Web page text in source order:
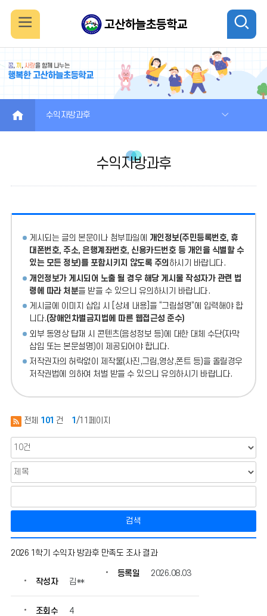
바
일
메
뉴
색
열
HOME 수익자방과후
수익자방과후
게시되는 글의 본문이나 첨부파일에 개인정보(주민등록번호, 휴
대폰번호, 주소, 은행계좌번호, 신용카드번호 등 개인을 식별할 수
있는 모든 정보)를 포함시키지 않도록 주의 하시기 바랍니다.
개인정보가 게시되어 노출 될 경우 해당 게시물 작성자가 관련 법
령에 따라 처분을 받을 수 있으니 유의하시기 바랍니다.
게시글에 이미지 삽입 시 [상세 내용]을 “그림설명”에 입력해야 합
니다.(장애인차별금지법에 따른 웹접근성 준수)
외부 동영상 탑재 시 콘텐츠(음성정보 등)에 대한 대체 수단(자막
삽입 또는 본문설명)이 제공되어야 합니다.
저작권자의 허락없이 제작물(사진,그림,영상,폰트 등)을 올릴경우
저작권법에 의하여 처벌 받을 수 있으니 유의하시기 바랍니다.
전체 101 건 1 /11페이지
검색
익
과
2026 1학기 수익자 방과후 만족도 조사 결과
작성자 김**
등록일 2026.08.03
조회수 4